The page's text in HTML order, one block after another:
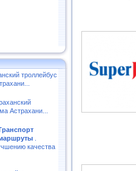
троллейбус
Астрахани...
качества